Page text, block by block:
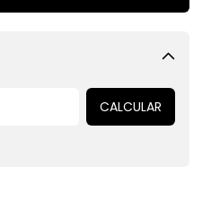
Alterar CEP
CALCULAR